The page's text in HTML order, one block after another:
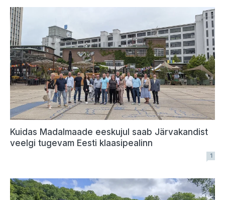
Kuidas Madalmaade eeskujul saab Järvakandist
veelgi tugevam Eesti klaasipealinn
1